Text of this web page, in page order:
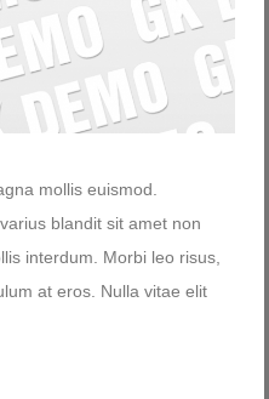
mollis euismod.
blandit sit amet non
interdum. Morbi leo risus,
at eros. Nulla vitae elit